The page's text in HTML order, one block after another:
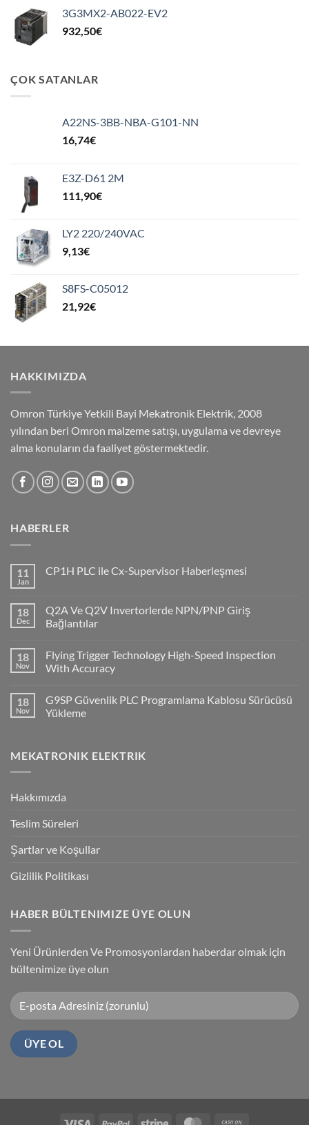
3G3MX2-AB022-EV2
932,50€
ÇOK SATANLAR
A22NS-3BB-NBA-G101-NN
16,74€
E3Z-D61 2M
111,90€
LY2 220/240VAC
9,13€
S8FS-C05012
21,92€
HAKKIMIZDA
Omron Türkiye Yetkili Bayi Mekatronik Elektrik, 2008
yılından beri Omron malzeme satışı, uygulama ve devreye
alma konuların da faaliyet göstermektedir.
HABERLER
11
Jan
CP1H PLC ile Cx-Supervisor Haberleşmesi
CP1H
PLC
ile
Haberleşmesi
18
Dec
Q2A Ve Q2V Invertorlerde NPN/PNP Giriş
Bağlantılar
on
Q2A
Ve
NPN/PNP
Giriş
Bağlantılar
18
Nov
Flying Trigger Technology High-Speed Inspection
With Accuracy
on
Flying
Trigger
Inspection
With
18
Nov
G9SP Güvenlik PLC Programlama Kablosu Sürücüsü
Yükleme
G9SP
Güvenlik
Sürücüsü
MEKATRONIK ELEKTRIK
Hakkımızda
Teslim Süreleri
Şartlar ve Koşullar
Gizlilik Politikası
HABER BÜLTENIMIZE ÜYE OLUN
Yeni Ürünlerden Ve Promosyonlardan haberdar olmak için
bültenimize üye olun
Visa PayPal Stripe MasterCard